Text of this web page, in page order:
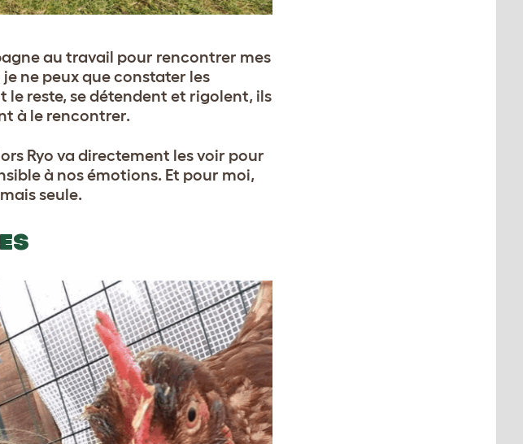
au travail pour rencontrer mes
ne peux que constater les
le reste, se détendent et rigolent, ils
à le rencontrer.
Ryo va directement les voir pour
à nos émotions. Et pour moi,
seule.